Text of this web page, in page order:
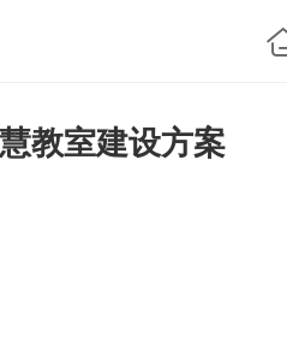
教室建设方案